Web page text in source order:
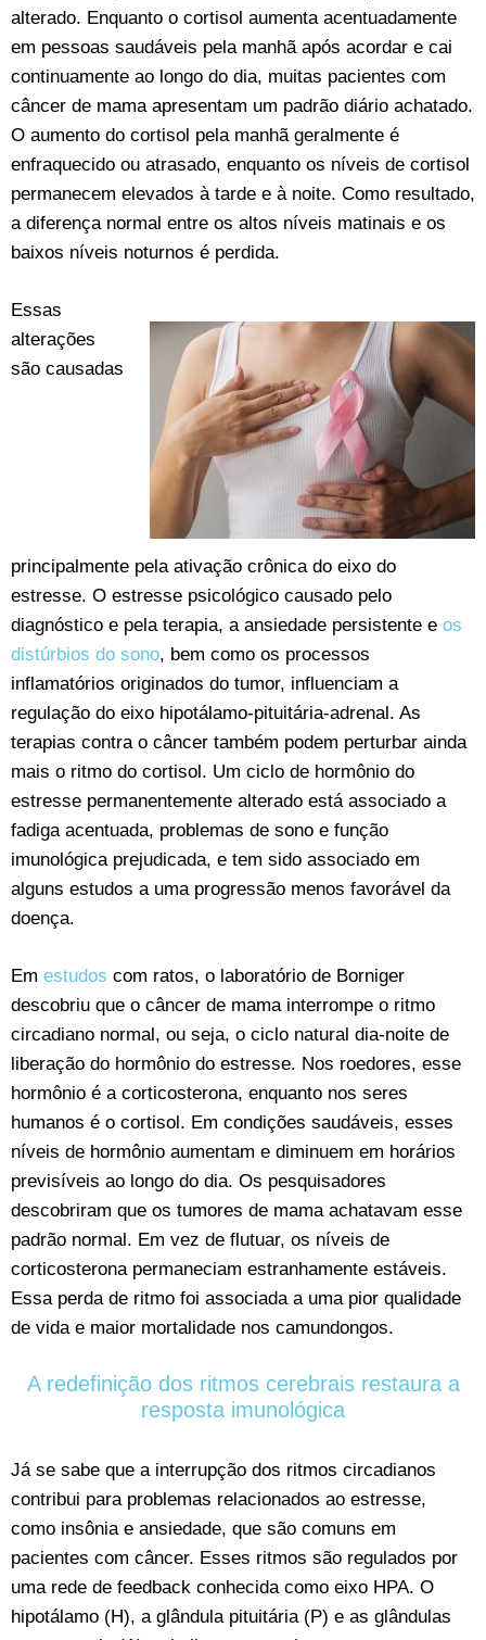
alterado. Enquanto o cortisol aumenta acentuadamente
em pessoas saudáveis pela manhã após acordar e cai
continuamente ao longo do dia, muitas pacientes com
câncer de mama apresentam um padrão diário achatado.
O aumento do cortisol pela manhã geralmente é
enfraquecido ou atrasado, enquanto os níveis de cortisol
permanecem elevados à tarde e à noite. Como resultado,
a diferença normal entre os altos níveis matinais e os
baixos níveis noturnos é perdida.
Essas
alterações
são causadas
principalmente pela ativação crônica do eixo do
estresse. O estresse psicológico causado pelo
diagnóstico e pela terapia, a ansiedade persistente e os
distúrbios do sono, bem como os processos
inflamatórios originados do tumor, influenciam a
regulação do eixo hipotálamo-pituitária-adrenal. As
terapias contra o câncer também podem perturbar ainda
mais o ritmo do cortisol. Um ciclo de hormônio do
estresse permanentemente alterado está associado a
fadiga acentuada, problemas de sono e função
imunológica prejudicada, e tem sido associado em
alguns estudos a uma progressão menos favorável da
doença.
Em estudos com ratos, o laboratório de Borniger
descobriu que o câncer de mama interrompe o ritmo
circadiano normal, ou seja, o ciclo natural dia-noite de
liberação do hormônio do estresse. Nos roedores, esse
hormônio é a corticosterona, enquanto nos seres
humanos é o cortisol. Em condições saudáveis, esses
níveis de hormônio aumentam e diminuem em horários
previsíveis ao longo do dia. Os pesquisadores
descobriram que os tumores de mama achatavam esse
padrão normal. Em vez de flutuar, os níveis de
corticosterona permaneciam estranhamente estáveis.
Essa perda de ritmo foi associada a uma pior qualidade
de vida e maior mortalidade nos camundongos.
A redefinição dos ritmos cerebrais restaura a
resposta imunológica
Já se sabe que a interrupção dos ritmos circadianos
contribui para problemas relacionados ao estresse,
como insônia e ansiedade, que são comuns em
pacientes com câncer. Esses ritmos são regulados por
uma rede de feedback conhecida como eixo HPA. O
hipotálamo (H), a glândula pituitária (P) e as glândulas